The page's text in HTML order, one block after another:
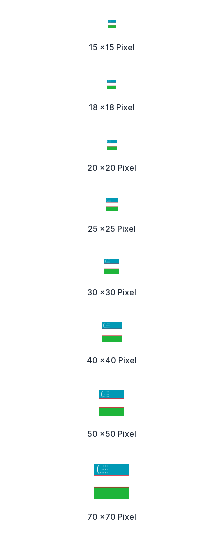
15 x15 Pixel
18 x18 Pixel
20 x20 Pixel
25 x25 Pixel
30 x30 Pixel
40 x40 Pixel
50 x50 Pixel
70 x70 Pixel